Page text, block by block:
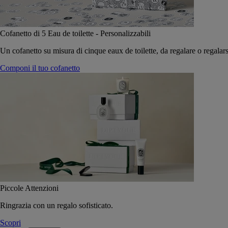
Cofanetto di 5 Eau de toilette - Personalizzabili
Un cofanetto su misura di cinque eaux de toilette, da regalare o
Componi il tuo cofanetto
Piccole Attenzioni
Ringrazia con un regalo sofisticato.
Scopri